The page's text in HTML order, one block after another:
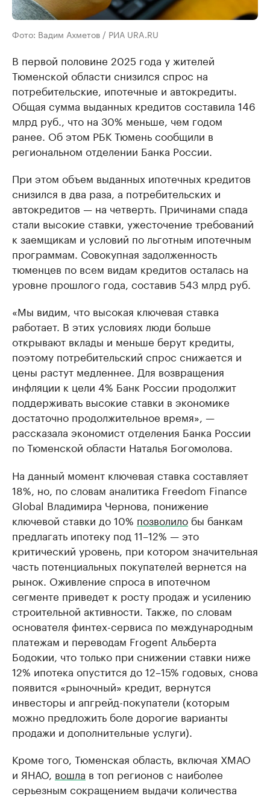
Фото: Вадим Ахметов / РИА URA.RU
В первой половине 2025 года у жителей
Тюменской области снизился спрос на
потребительские, ипотечные и автокредиты.
Общая сумма выданных кредитов составила 146
млрд руб., что на 30% меньше, чем годом
ранее. Об этом РБК Тюмень сообщили в
региональном отделении Банка России.
При этом объем выданных ипотечных кредитов
снизился в два раза, а потребительских и
автокредитов — на четверть. Причинами спада
стали высокие ставки, ужесточение требований
к заемщикам и условий по льготным ипотечным
программам. Совокупная задолженность
тюменцев по всем видам кредитов осталась на
уровне прошлого года, составив 543 млрд руб.
«Мы видим, что высокая ключевая ставка
работает. В этих условиях люди больше
открывают вклады и меньше берут кредиты,
поэтому потребительский спрос снижается и
цены растут медленнее. Для возвращения
инфляции к цели 4% Банк России продолжит
поддерживать высокие ставки в экономике
достаточно продолжительное время», —
рассказала экономист отделения Банка России
по Тюменской области Наталья Богомолова.
На данный момент ключевая ставка составляет
18%, но, по словам аналитика Freedom Finance
Global Владимира Чернова, понижение
ключевой ставки до 10% позволило бы банкам
предлагать ипотеку под 11–12% — это
критический уровень, при котором значительная
часть потенциальных покупателей вернется на
рынок. Оживление спроса в ипотечном
сегменте приведет к росту продаж и усилению
строительной активности. Также, по словам
основателя финтех-сервиса по международным
платежам и переводам Frogent Альберта
Бодокии, что только при снижении ставки ниже
12% ипотека опустится до 12–15% годовых, снова
появится «рыночный» кредит, вернутся
инвесторы и апгрейд-покупатели (которым
можно предложить боле дорогие варианты
продажи и дополнительные услуги).
Кроме того, Тюменская область, включая ХМАО
и ЯНАО, вошла в топ регионов с наиболее
серьезным сокращением выдачи количества